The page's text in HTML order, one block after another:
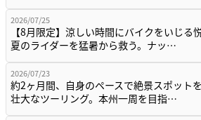
2026/07/25
【8月限定】涼しい時間にバイクをいじる悦
夏のライダーを猛暑から救う。ナッ…
2026/07/23
約2ヶ月間、自身のペースで絶景スポット
壮大なツーリング。本州一周を目指…